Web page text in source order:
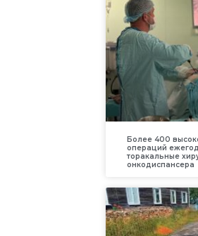
Более 400
операций
торакальные
онкодиспансера